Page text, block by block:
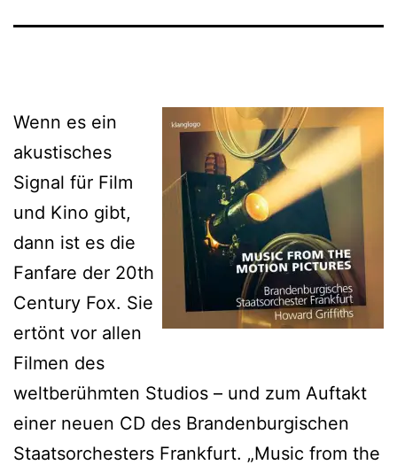
Wenn es ein
akustisches
Signal für Film
und Kino gibt,
dann ist es die
Fanfare der 20th
Century Fox. Sie
ertönt vor allen
Filmen des
weltberühmten Studios – und zum Auftakt
einer neuen CD des Brandenburgischen
Staatsorchesters Frankfurt. „Music from the